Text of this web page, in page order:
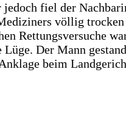
jedoch fiel der
völlig
Rettungsversuche
Der Mann
beim